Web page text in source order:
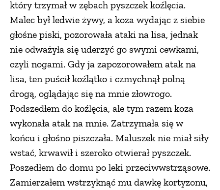
który trzymał w zębach pyszczek koźlęcia.
Malec był ledwie żywy, a koza wydając z siebie
głośne piski, pozorowała ataki na lisa, jednak
nie odważyła się uderzyć go swymi cewkami,
czyli nogami. Gdy ja zapozorowałem atak na
lisa, ten puścił koźlątko i czmychnął polną
drogą, oglądając się na mnie złowrogo.
Podszedłem do koźlęcia, ale tym razem koza
wykonała atak na mnie. Zatrzymała się w
końcu i głośno piszczała. Maluszek nie miał siły
wstać, krwawił i szeroko otwierał pyszczek.
Poszedłem do domu po leki przeciwwstrząsowe.
Zamierzałem wstrzyknąć mu dawkę kortyzonu,